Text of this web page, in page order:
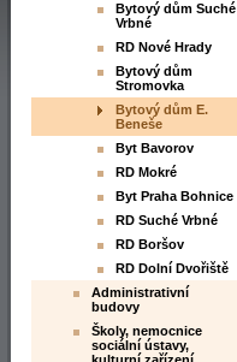
Bytový dům Suché
Vrbné
RD Nové Hrady
Bytový dům
Stromovka
Bytový dům E.
Beneše
Byt Bavorov
RD Mokré
Byt Praha Bohnice
RD Suché Vrbné
RD Boršov
RD Dolní Dvořiště
Administrativní
budovy
Školy, nemocnice
sociální ústavy,